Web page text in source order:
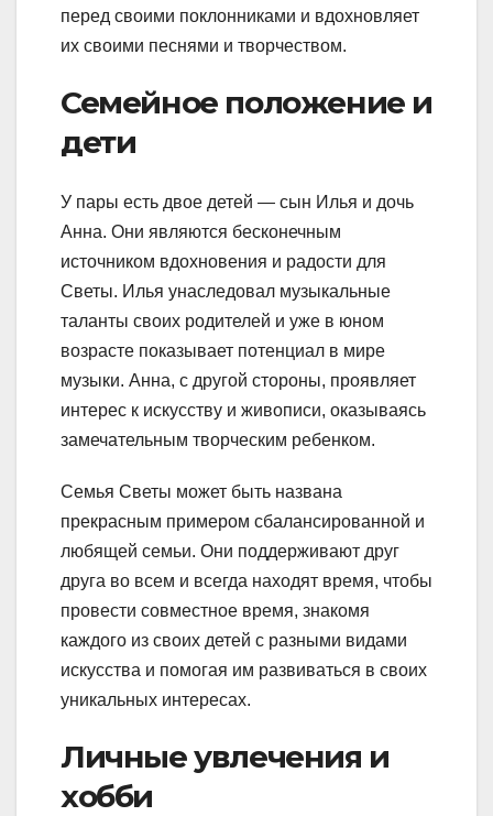
перед своими поклонниками и вдохновляет
их своими песнями и творчеством.
Семейное положение и
дети
У пары есть двое детей — сын Илья и дочь
Анна. Они являются бесконечным
источником вдохновения и радости для
Светы. Илья унаследовал музыкальные
таланты своих родителей и уже в юном
возрасте показывает потенциал в мире
музыки. Анна, с другой стороны, проявляет
интерес к искусству и живописи, оказываясь
замечательным творческим ребенком.
Семья Светы может быть названа
прекрасным примером сбалансированной и
любящей семьи. Они поддерживают друг
друга во всем и всегда находят время, чтобы
провести совместное время, знакомя
каждого из своих детей с разными видами
искусства и помогая им развиваться в своих
уникальных интересах.
Личные увлечения и
хобби